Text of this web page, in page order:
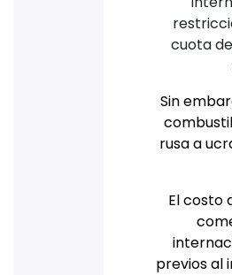
cuota
Sin
rusa a
El costo
previos al